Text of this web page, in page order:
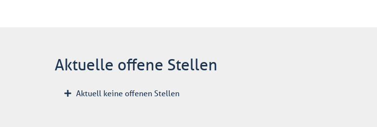
Aktuelle offene Stellen
Aktuell keine offenen Stellen​